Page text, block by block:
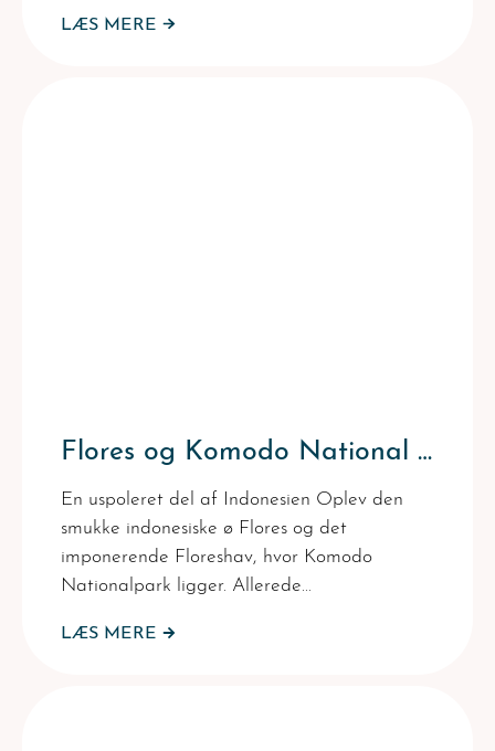
LÆS MERE
Flores og Komodo National Park – Indonesien
En uspoleret del af Indonesien Oplev den
smukke indonesiske ø Flores og det
imponerende Floreshav, hvor Komodo
Nationalpark ligger. Allerede…
LÆS MERE